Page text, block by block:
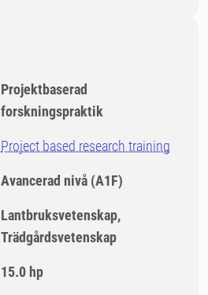
Projektbaserad
forskningspraktik
Project based research training
Avancerad nivå (A1F)
Lantbruksvetenskap,
Trädgårdsvetenskap
15.0 hp